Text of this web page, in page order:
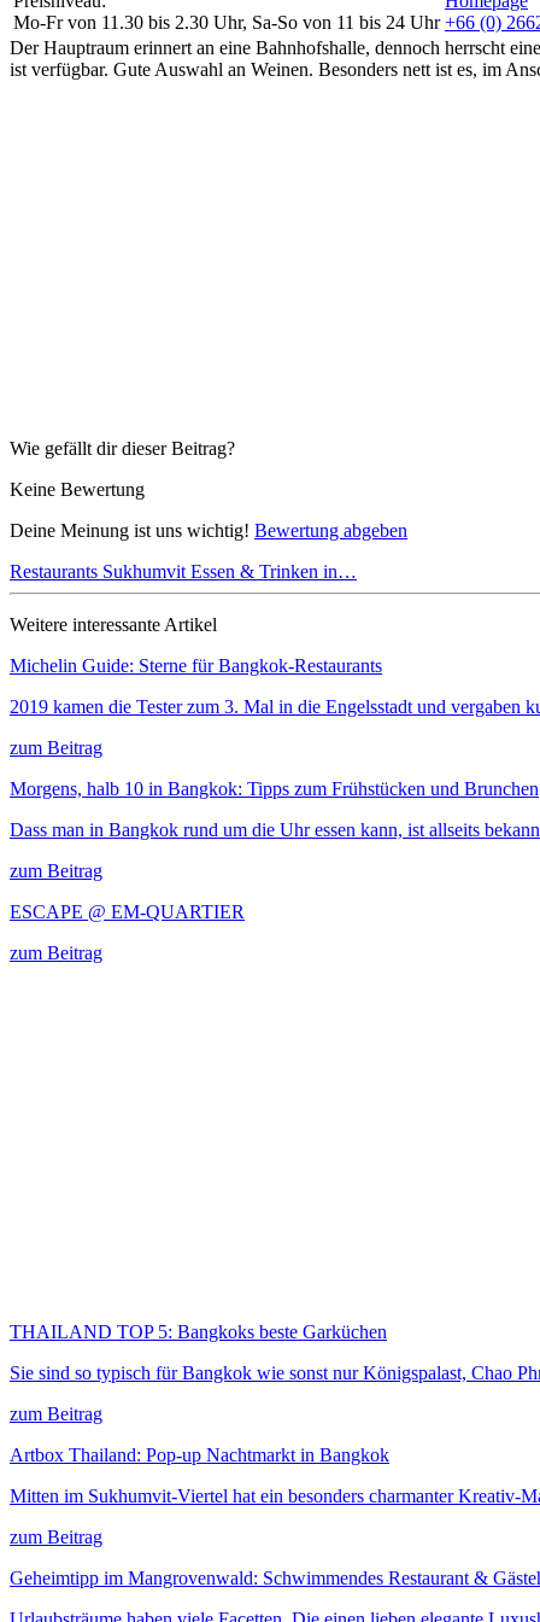
Mo-Fr von 11.30 bis 2.30 Uhr, Sa-So von 11 bis 24 Uhr +66 (0)
Der Hauptraum erinnert an eine Bahnhofshalle, dennoch herrscht
ist verfügbar. Gute Auswahl an Weinen. Besonders nett ist es, im
Wie gefällt dir dieser Beitrag?
Keine Bewertung
Deine Meinung ist uns wichtig! Bewertung abgeben
Restaurants Sukhumvit Essen & Trinken in…
Weitere interessante Artikel
Michelin Guide: Sterne für Bangkok-Restaurants
2019 kamen die Tester zum 3. Mal in die Engelsstadt und vergaben
zum Beitrag
Morgens, halb 10 in Bangkok: Tipps zum Frühstücken und Brunchen
Dass man in Bangkok rund um die Uhr essen kann, ist allseits
zum Beitrag
ESCAPE @ EM-QUARTIER
zum Beitrag
THAILAND TOP 5: Bangkoks beste Garküchen
Sie sind so typisch für Bangkok wie sonst nur Königspalast, Chao
zum Beitrag
Artbox Thailand: Pop-up Nachtmarkt in Bangkok
Mitten im Sukhumvit-Viertel hat ein besonders charmanter Kreativ-
zum Beitrag
Geheimtipp im Mangrovenwald: Schwimmendes Restaurant &